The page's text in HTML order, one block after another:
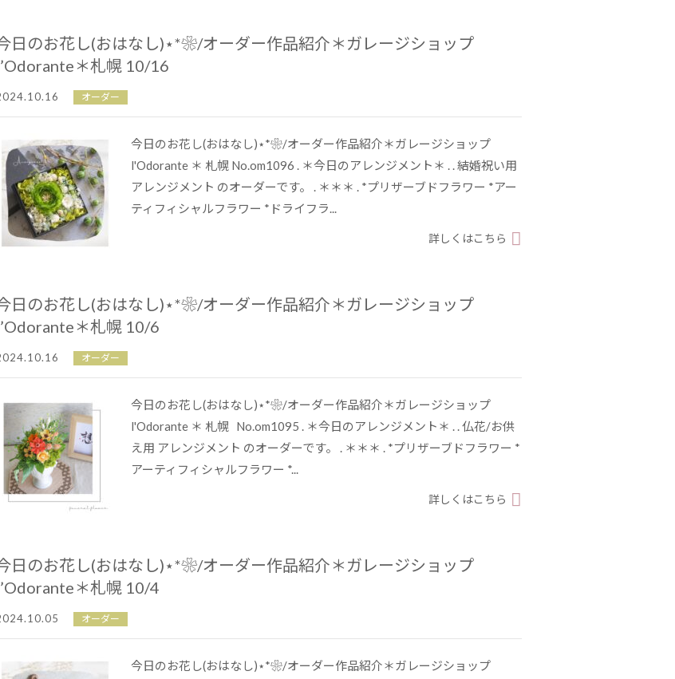
日のお花し(おはなし)⋆*❀/オーダー作品紹介＊ガレージショップ
＊札幌 10/16
オーダー
今日のお花し(おはなし)⋆*❀/オーダー作品紹介＊ガレージショップ
l'Odorante ＊ 札幌 No.om1096 . ＊今日のアレンジメント＊ . . 結婚祝い用
アレンジメント のオーダーです。 . ＊＊＊ . *プリザーブドフラワー *アー
ティフィシャルフラワー *ドライフラ...
詳しくはこちら
日のお花し(おはなし)⋆*❀/オーダー作品紹介＊ガレージショップ
＊札幌 10/6
オーダー
今日のお花し(おはなし)⋆*❀/オーダー作品紹介＊ガレージショップ
l'Odorante ＊ 札幌 No.om1095 . ＊今日のアレンジメント＊ . . 仏花/お供
え用 アレンジメント のオーダーです。 . ＊＊＊ . *プリザーブドフラワー *
アーティフィシャルフラワー *...
詳しくはこちら
日のお花し(おはなし)⋆*❀/オーダー作品紹介＊ガレージショップ
＊札幌 10/4
オーダー
今日のお花し(おはなし)⋆*❀/オーダー作品紹介＊ガレージショップ